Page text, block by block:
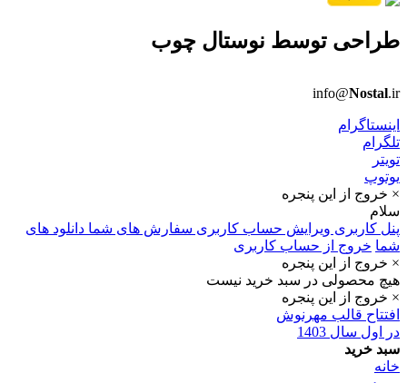
طراحی توسط نوستال چوب
info@Nostal.ir
اینستاگرام
تلگرام
تویتر
یوتوپ
× خروج از این پنجره
سلام
پنل کاربری ویرایش حساب کاربری سفارش های شما دانلود های
شما خروج از حساب کاربری
× خروج از این پنجره
هیچ محصولی در سبد خرید نیست
× خروج از این پنجره
افتتاح قالب مهرنوش
در اول سال 1403
سبد خرید
خانه